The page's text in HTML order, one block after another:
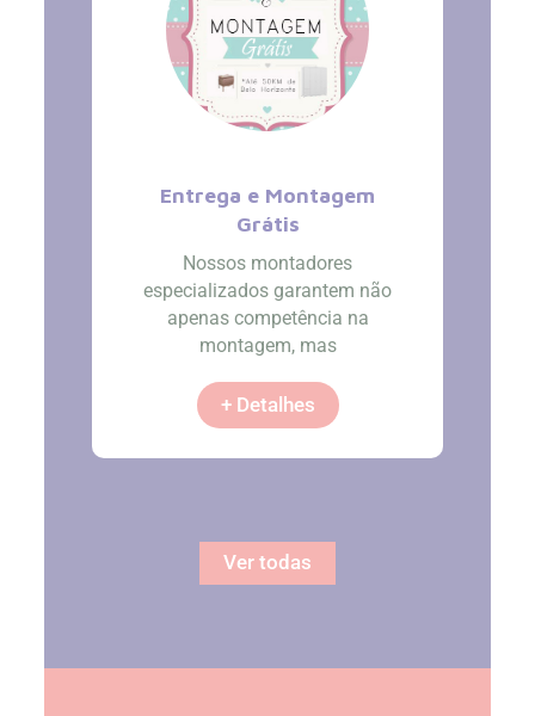
Entrega e Montagem
Grátis
Nossos montadores
especializados garantem não
apenas competência na
montagem, mas
+ Detalhes
Ver todas